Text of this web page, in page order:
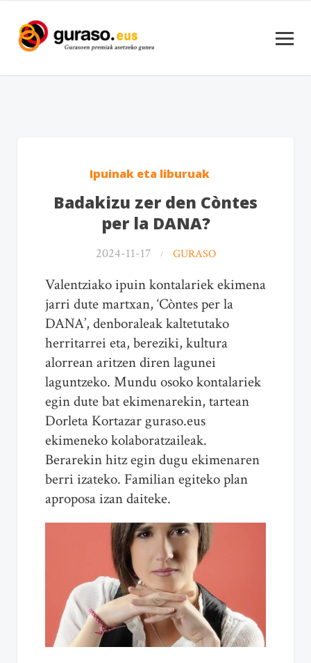
Ipuinak eta liburuak
Badakizu zer den Còntes
per la DANA?
2024-11-17 GURASO
Valentziako ipuin kontalariek ekimena
jarri dute martxan, ‘Còntes per la
DANA’, denboraleak kaltetutako
herritarrei eta, bereziki, kultura
alorrean aritzen diren lagunei
laguntzeko. Mundu osoko kontalariek
egin dute bat ekimenarekin, tartean
Dorleta Kortazar guraso.eus
ekimeneko kolaboratzaileak.
Berarekin hitz egin dugu ekimenaren
berri izateko. Familian egiteko plan
aproposa izan daiteke.